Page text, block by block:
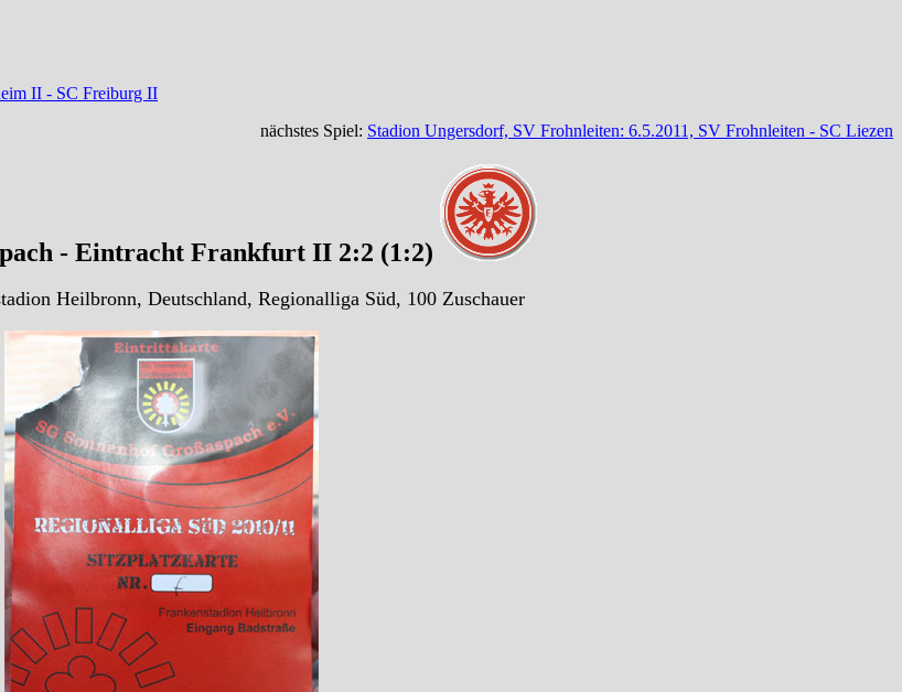
II - SC Freiburg II
nächstes Spiel: Stadion Ungersdorf, SV Frohnleiten: 6.5.2011, SV Frohnleiten - SC Liezen
- Eintracht Frankfurt II 2:2 (1:2)
Heilbronn, Deutschland, Regionalliga Süd, 100 Zuschauer